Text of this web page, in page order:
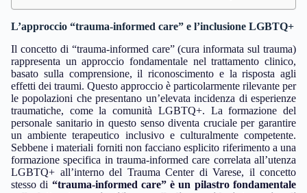
L’approccio “trauma-informed care” e l’inclusione LGBTQ+
Il concetto di “trauma-informed care” (cura informata sul trauma)
rappresenta un approccio fondamentale nel trattamento clinico,
basato sulla comprensione, il riconoscimento e la risposta agli
effetti dei traumi. Questo approccio è particolarmente rilevante per
le popolazioni che presentano un’elevata incidenza di esperienze
traumatiche, come la comunità LGBTQ+. La formazione del
personale sanitario in questo senso diventa cruciale per garantire
un ambiente terapeutico inclusivo e culturalmente competente.
Sebbene i materiali forniti non facciano esplicito riferimento a una
formazione specifica in trauma-informed care correlata all’utenza
LGBTQ+ all’interno del Trauma Center di Varese, il concetto
stesso di “trauma-informed care” è un pilastro fondamentale